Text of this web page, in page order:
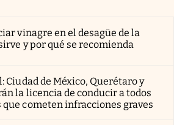
vinagre en el desagüe de la
y por qué se recomienda
Ciudad de México, Querétaro y
la licencia de conducir a todos
cometen infracciones graves